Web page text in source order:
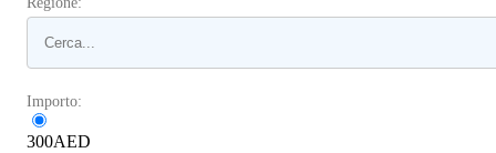
Importo:
300AED